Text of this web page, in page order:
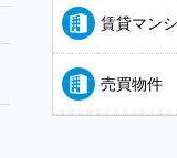
賃貸マン
売買物件